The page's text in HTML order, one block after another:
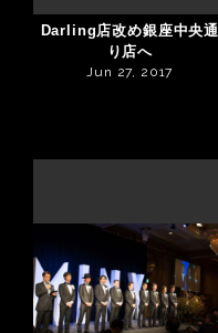
Darling店改め銀座中央通
り店へ
Jun 27, 2017